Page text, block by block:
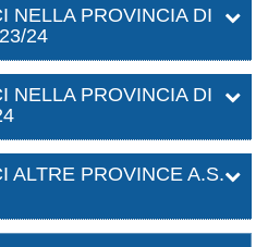
NELLA PROVINCIA DI
24
NELLA PROVINCIA DI
ALTRE PROVINCE A.S.